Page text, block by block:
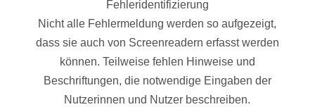
Fehleridentifizierung
Nicht alle Fehlermeldung werden so aufgezeigt,
dass sie auch von Screenreadern erfasst werden
können. Teilweise fehlen Hinweise und
Beschriftungen, die notwendige Eingaben der
Nutzerinnen und Nutzer beschreiben.